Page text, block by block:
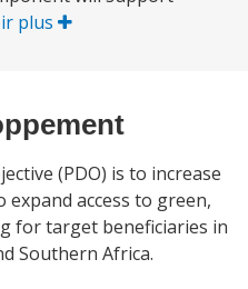
plus
(PDO) is to increase
access to green,
for target beneficiaries in
Southern Africa.